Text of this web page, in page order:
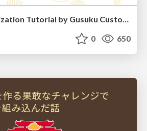
Kintone Customization Tutorial by Gusuku Customine en01
0 650